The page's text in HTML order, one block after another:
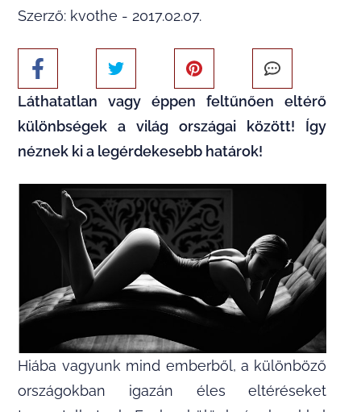
Szerző: kvothe - 2017.02.07.
Láthatatlan vagy éppen feltűnően eltérő
különbségek a világ országai között! Így
néznek ki a legérdekesebb határok!
Hiába vagyunk mind emberből, a különböző
országokban igazán éles eltéréseket